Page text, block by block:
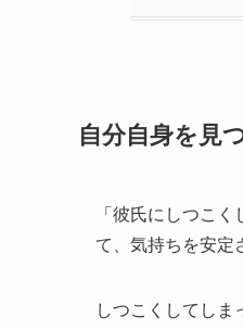
自分自身を見
「彼氏にしつこ
て、気持ちを安定
しつこくしてし